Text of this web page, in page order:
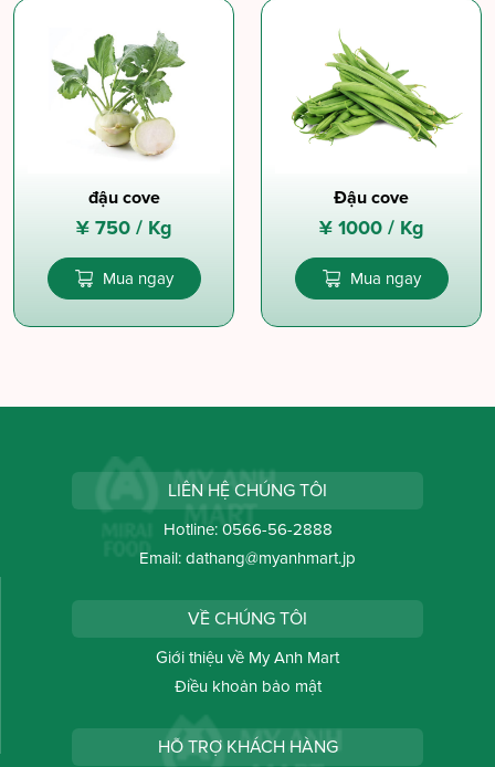
đậu cove
¥ 750 / Kg
Mua ngay
Đậu cove
¥ 1000 / Kg
Mua ngay
LIÊN HỆ CHÚNG TÔI
Hotline: 0566-56-2888
Email: dathang@myanhmart.jp
VỀ CHÚNG TÔI
Giới thiệu về My Anh Mart
Điều khoản bảo mật
HỖ TRỢ KHÁCH HÀNG